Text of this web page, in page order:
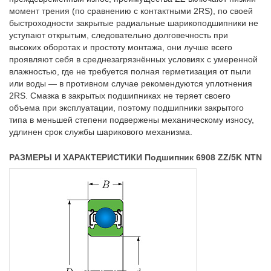
момент трения (по сравнению с контактными 2RS), по своей
быстроходности закрытые радиальные шарикоподшипники не
уступают открытым, следовательно долговечность при
высоких оборотах и простоту монтажа, они лучше всего
проявляют себя в среднезагрязнённых условиях с умеренной
влажностью, где не требуется полная герметизация от пыли
или воды — в противном случае рекомендуются уплотнения
2RS. Смазка в закрытых подшипниках не теряет своего
объема при эксплуатации, поэтому подшипники закрытого
типа в меньшей степени подвержены механическому износу,
удлинен срок службы шарикового механизма.
РАЗМЕРЫ И ХАРАКТЕРИСТИКИ Подшипник 6908 ZZ/5K NTN